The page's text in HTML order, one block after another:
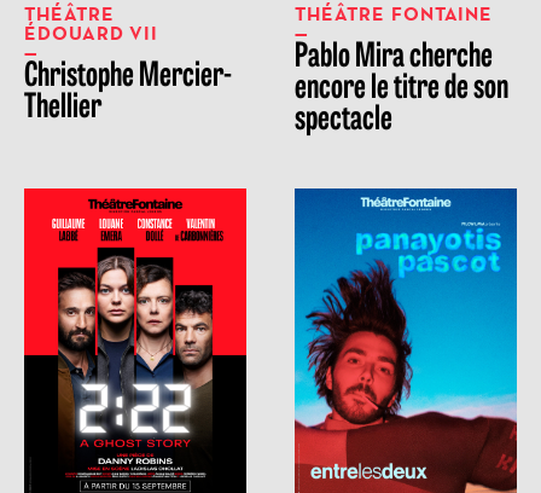
THÉÂTRE
ÉDOUARD VII
Christophe Mercier-
Thellier
THÉÂTRE FONTAINE
Pablo Mira cherche
encore le titre de son
spectacle